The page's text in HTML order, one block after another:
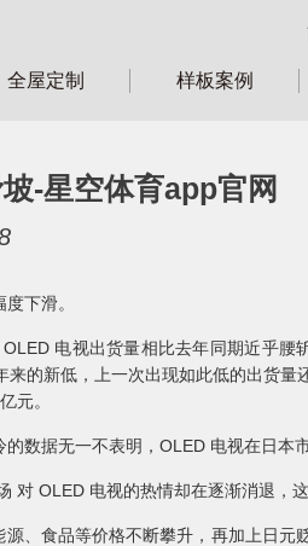
全屋定制 样板案例
-星空体育app官网
下滑。
电视出货量相比去年同期近乎腰
的新低，上一次出现如此低的出货量
元。
数据无一不表明，OLED 电视在日本
对 OLED 电视的热情却在逐渐消退，
、食品等价格不断攀升，再加上日元